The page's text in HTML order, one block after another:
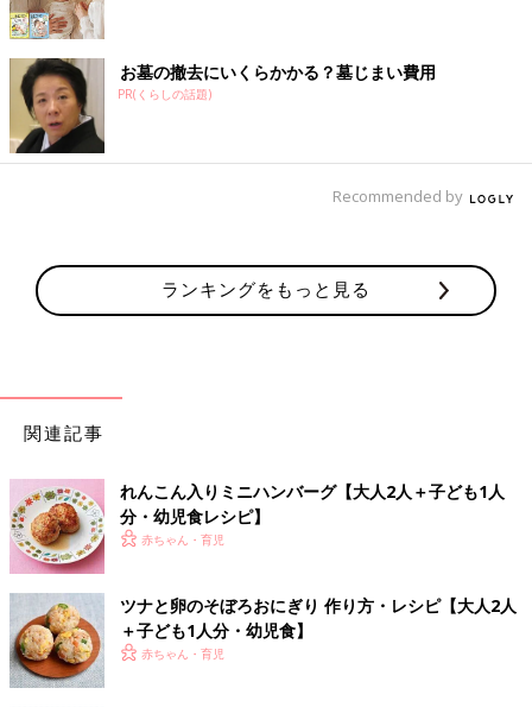
お墓の撤去にいくらかかる？墓じまい費用
PR(くらしの話題)
Recommended by
ランキングをもっと見る
関連記事
れんこん入りミニハンバーグ【大人2人＋子ども1人
分・幼児食レシピ】
赤ちゃん・育児
ツナと卵のそぼろおにぎり 作り方・レシピ【大人2人
＋子ども1人分・幼児食】
赤ちゃん・育児